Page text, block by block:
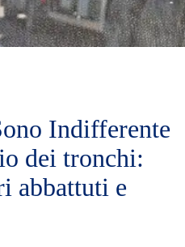
Indifferente
dei tronchi:
abbattuti e